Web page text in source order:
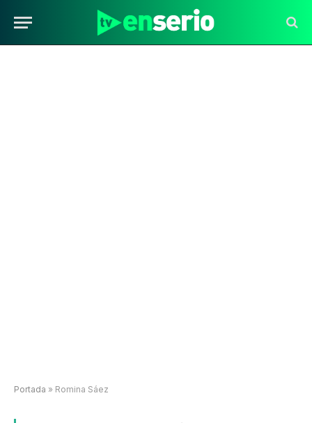
Portada » Romina Sáez